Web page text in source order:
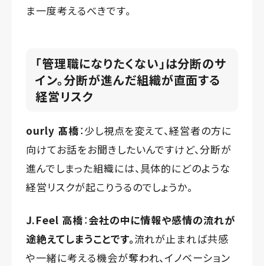
ま一度考えるべきです。
「管理職になりたくない」は分断のサ
イン。分断が進んだ組織が直面する
経営リスク
ourly 髙橋：少し視点を変えて、経営者の方に
向けてお話をお聞きしたいんですけど、分断が
進んでしまった組織には、具体的にどのような
経営リスクが起こりうるのでしょうか。
J.Feel 高橋：会社の中に情報や感情の流れが
途絶えてしまうことです。流れが止まれば共感
や一緒に考える機会が奪われ、イノベーション